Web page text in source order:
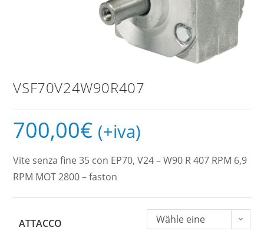
VSF70V24W90R407
700,00€ (+iva)
Vite senza fine 35 con EP70, V24 – W90 R 407 RPM 6,9
RPM MOT 2800 – faston
ATTACCO
Wähle eine